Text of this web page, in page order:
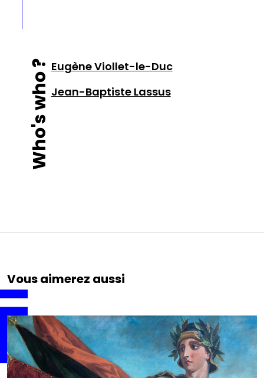
Who's who ?Eugène Viollet-le-Duc
Jean-Baptiste Lassus
Vous aimerez aussi